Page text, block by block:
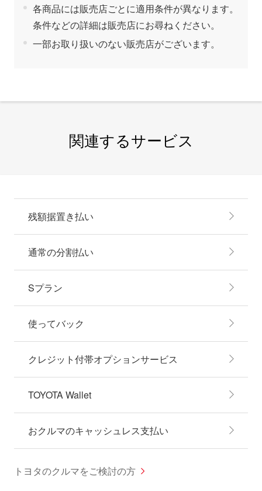
各商品には販売店ごとに適用条件が異なります。
条件などの詳細は販売店にお尋ねください。
一部お取り扱いのない販売店がございます。
関連するサービス
残額据置き払い
通常の分割払い
Sプラン
使ってバック
クレジット付帯オプションサービス
TOYOTA Wallet
おクルマのキャッシュレス支払い
トヨタのクルマをご検討の方